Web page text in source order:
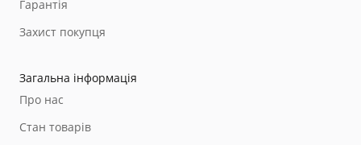
Гарантія
Захист покупця
Загальна інформація
Про нас
Стан товарів